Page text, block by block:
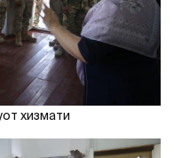
хизмати